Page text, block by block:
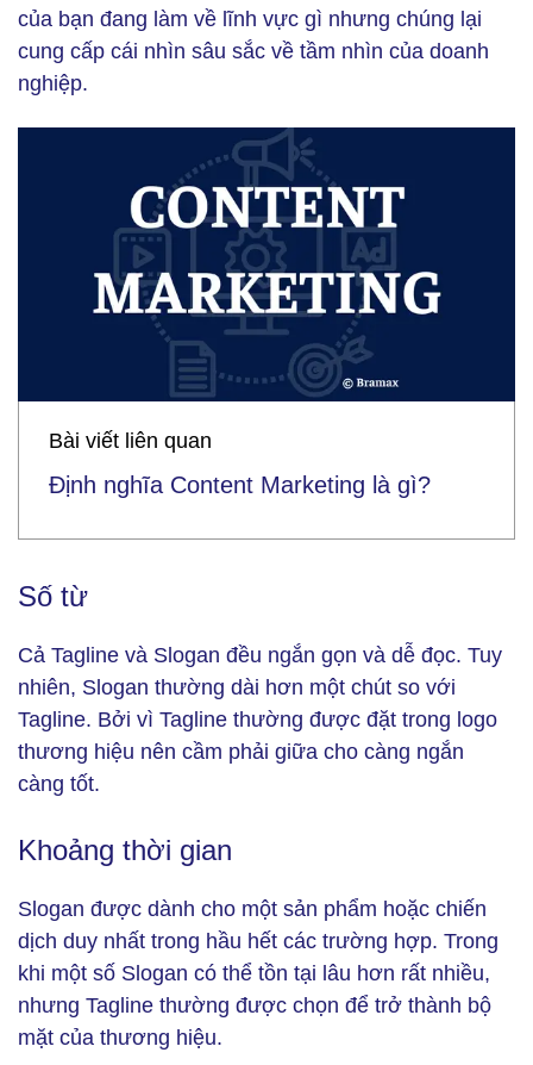
của bạn đang làm về lĩnh vực gì nhưng chúng lại
cung cấp cái nhìn sâu sắc về tầm nhìn của doanh
nghiệp.
Bài viết liên quan
Định nghĩa Content Marketing là gì?
Số từ
Cả Tagline và Slogan đều ngắn gọn và dễ đọc. Tuy
nhiên, Slogan thường dài hơn một chút so với
Tagline. Bởi vì Tagline thường được đặt trong logo
thương hiệu nên cầm phải giữa cho càng ngắn
càng tốt.
Khoảng thời gian
Slogan được dành cho một sản phẩm hoặc chiến
dịch duy nhất trong hầu hết các trường hợp. Trong
khi một số Slogan có thể tồn tại lâu hơn rất nhiều,
nhưng Tagline thường được chọn để trở thành bộ
mặt của thương hiệu.